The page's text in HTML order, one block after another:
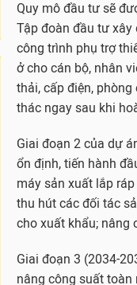
Quy mô đầu tư sẽ
Tập đoàn đầu tư
công trình phụ trợ
ở cho cán bộ, nhân
thải, cấp điện,
thác ngay sau khi
Giai đoạn 2 của dự
ổn định, tiến hành
máy sản xuất lắp
thu hút các đối tác
cho xuất khẩu; nâng
Giai đoạn 3 (2034-
nâng công suất